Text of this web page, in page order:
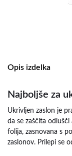
Opis izdelka
Najboljše za
Ukrivljen zaslon je
da se zaščita
folija, zasnovana s
zaslonov. Prilepi se